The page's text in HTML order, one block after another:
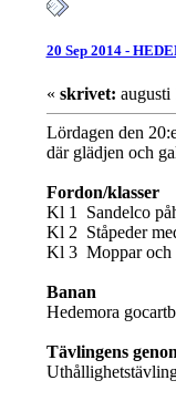
20 Sep 2014 -
« skrivet: augusti
Lördagen den
där glädjen och
Fordon/klasser
Kl 1 Sandelco
Kl 2 Ståpeder
Kl 3 Moppar och
Banan
Hedemora
Tävlingens